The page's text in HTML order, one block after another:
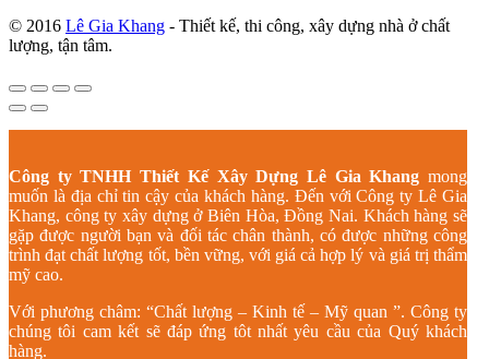
© 2016 Lê Gia Khang - Thiết kế, thi công, xây dựng nhà ở chất
lượng, tận tâm.
Công ty TNHH Thiết Kế Xây Dựng Lê Gia Khang mong
muốn là địa chỉ tin cậy của khách hàng. Đến với Công ty Lê Gia
Khang, công ty xây dựng ở Biên Hòa, Đồng Nai. Khách hàng sẽ
gặp được người bạn và đối tác chân thành, có được những công
trình đạt chất lượng tốt, bền vững, với giá cả hợp lý và giá trị thẩm
mỹ cao.
Với phương châm: “Chất lượng – Kinh tế – Mỹ quan ”. Công ty
chúng tôi cam kết sẽ đáp ứng tôt nhất yêu cầu của Quý khách
hàng.